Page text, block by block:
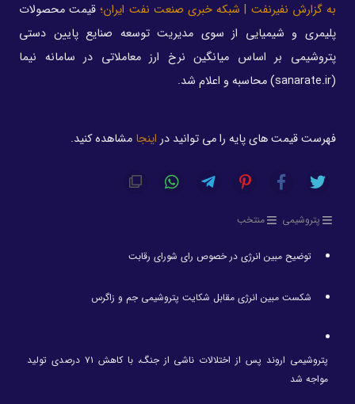
به گزارش نفیرنفت | شبکه خبری صنعت نفت ایران؛قیمت محصولات
پلیمری و شیمیایی از سوی مدیریت توسعه صنایع پایین دستی
پتروشیمی بر اساس میانگین نرخ ارز معاملاتی در سامانه نیما
(sanarate.ir) محاسبه و اعلام شد.
فهرست قیمت های پایه را می توانید در اینجا مشاهده کنید.
پتروشیمی منتخب
توضیح مبین انرژی در خصوص رای شورای رقابت
شکست مبین انرژی مقابل شکایت پتروشیمی جم و زاگرس
پتروشیمی اروند پس از اختلالات ناشی از جنگ، با کاهش ۷۱ درصدی تولید
مواجه شد